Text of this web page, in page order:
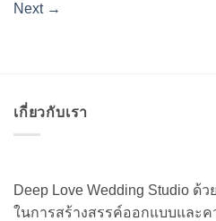
Next →
เกี่ยวกับเรา
Deep Love Wedding Studio ด้
ในการสร้างสรรค์ออกแบบและ